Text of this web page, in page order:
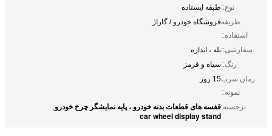
نوع::طبقه ایستاده
طریقه
استفاده::
فروشگاه خودرو / گاراژ
سفارشی::بله ، اندازه
رنگ::سیاه و قرمز
زمان سرب
نمونه::
15 روز
برجسته:قفسه های قطعات بدنه خودرو ، پایه نمایشگر چرخ خودرو,
car wheel display stand